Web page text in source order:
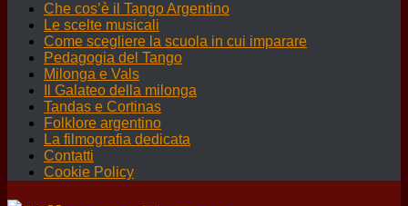
Che cos’è il Tango Argentino
Le scelte musicali
Come scegliere la scuola in cui imparare
Pedagogia del Tango
Milonga e Vals
Il Galateo della milonga
Tandas e Cortinas
Folklore argentino
La filmografia dedicata
Contatti
Cookie Policy